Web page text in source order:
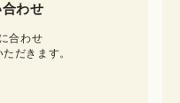
わせ
合わせ
だきます。